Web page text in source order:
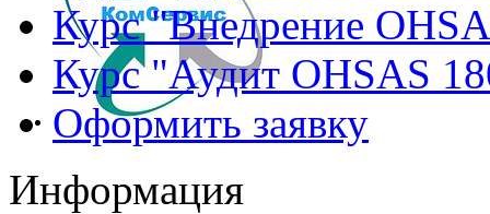
Курс "Внедрение
Курс "Аудит OHSAS
Оформить заявку
Информация